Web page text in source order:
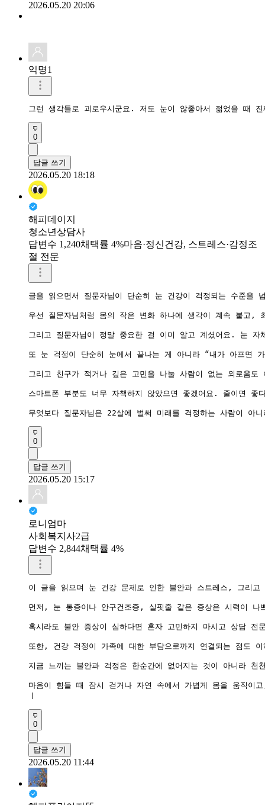
2026.05.20 20:06
익명1
그런 생각들로 괴로우시군요. 저도 눈이 않좋아서 젊었을 때
0
답글 쓰기
2026.05.20 18:18
해피데이지
청소년상담사
답변수 1,240채택률 4%마음·정신건강, 스트레스·감정조
절 전문
글을 읽으면서 질문자님이 단순히 눈 건강이 걱정되는 수준
우선 질문자님처럼 몸의 작은 변화 하나에 생각이 계속 붙고,
그리고 질문자님이 정말 중요한 걸 이미 알고 계셨어요. 눈
또 눈 걱정이 단순히 눈에서 끝나는 게 아니라 “내가 아프면
그리고 친구가 적거나 깊은 고민을 나눌 사람이 없는 외로움
스마트폰 부분도 너무 자책하지 않았으면 좋겠어요. 줄이면
무엇보다 질문자님은 22살에 벌써 미래를 걱정하는 사람이
0
답글 쓰기
2026.05.20 15:17
로니엄마
사회복지사2급
답변수 2,844채택률 4%
이 글을 읽으며 눈 건강 문제로 인한 불안과 스트레스, 그리
먼저, 눈 통증이나 안구건조증, 실핏줄 같은 증상은 시력이
혹시라도 불안 증상이 심하다면 혼자 고민하지 마시고 상담
또한, 건강 걱정이 가족에 대한 부담으로까지 연결되는 점도
지금 느끼는 불안과 걱정은 한순간에 없어지는 것이 아니라
마음이 힘들 때 잠시 걷거나 자연 속에서 가볍게 몸을 움직이
ㅣ
0
답글 쓰기
2026.05.20 11:44